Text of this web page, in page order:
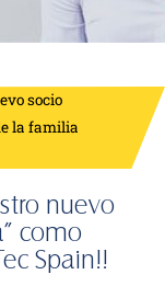
socio
la familia
nuevo
como
Spain!!